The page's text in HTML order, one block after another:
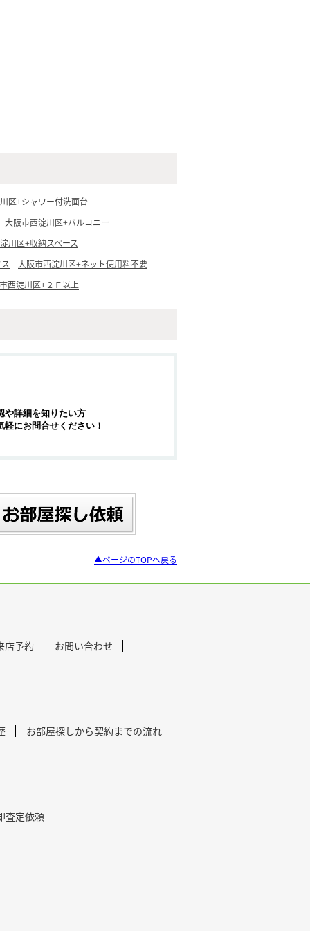
区+シャワー付洗面台
大阪市西淀川区+バルコニー
川区+収納スペース
大阪市西淀川区+ネット使用料不要
西淀川区+２Ｆ以上
や詳細を知りたい方
軽にお問合せください！
▲ページのTOPへ戻る
店予約 お問い合わせ
お部屋探しから契約までの流れ
査定依頼